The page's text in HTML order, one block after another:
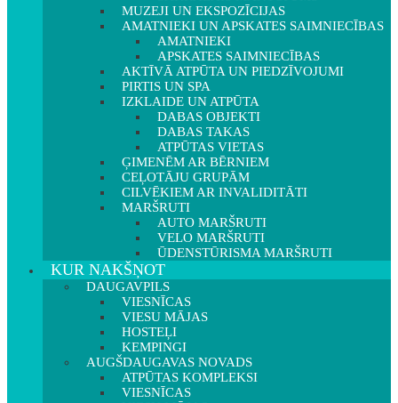
MUZEJI UN EKSPOZĪCIJAS
AMATNIEKI UN APSKATES SAIMNIECĪBAS
AMATNIEKI
APSKATES SAIMNIECĪBAS
AKTĪVĀ ATPŪTA UN PIEDZĪVOJUMI
PIRTIS UN SPA
IZKLAIDE UN ATPŪTA
DABAS OBJEKTI
DABAS TAKAS
ATPŪTAS VIETAS
ĢIMENĒM AR BĒRNIEM
CEĻOTĀJU GRUPĀM
CILVĒKIEM AR INVALIDITĀTI
MARŠRUTI
AUTO MARŠRUTI
VELO MARŠRUTI
ŪDENSTŪRISMA MARŠRUTI
KUR NAKŠŅOT
DAUGAVPILS
VIESNĪCAS
VIESU MĀJAS
HOSTEĻI
KEMPINGI
AUGŠDAUGAVAS NOVADS
ATPŪTAS KOMPLEKSI
VIESNĪCAS